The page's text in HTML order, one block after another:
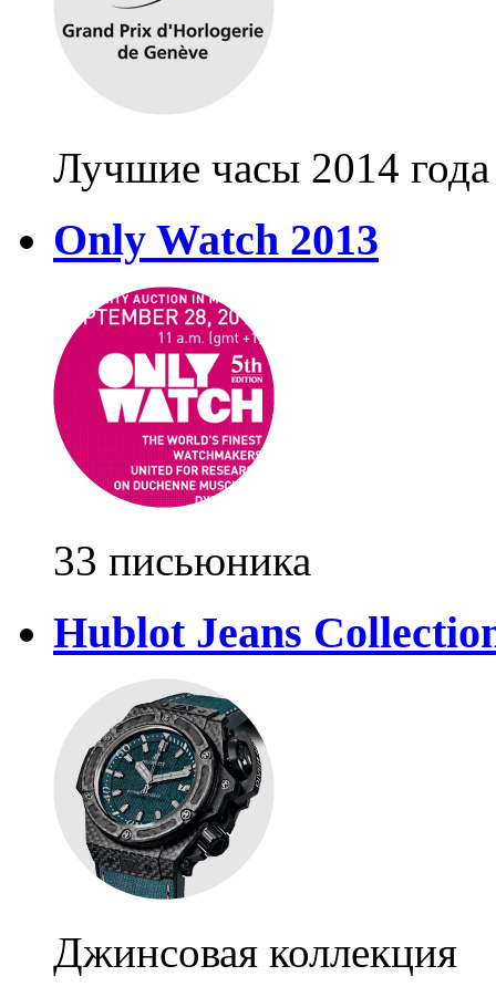
Лучшие часы 2014 года
Only Watch 2013
33 письюника
Hublot Jeans
Джинсовая коллекция